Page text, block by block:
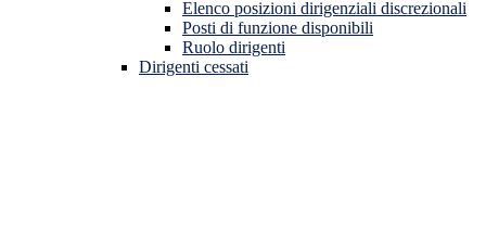
Elenco posizioni dirigenziali discrezionali
Posti di funzione disponibili
Ruolo dirigenti
Dirigenti cessati